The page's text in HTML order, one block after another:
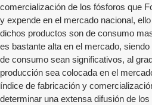
comercialización de los fósforos que
y expende en el mercado nacional,
dichos productos son de consumo
es bastante alta en el mercado,
de consumo sean significativos, al
producción sea colocada en el
índice de fabricación y
determinar una extensa difusión de